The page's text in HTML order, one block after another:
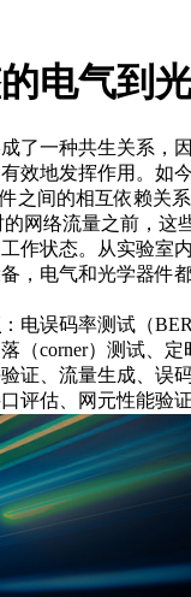
电气到
了一种共生关系，
效地发挥作用。如
之间的相互依赖关
网络流量之前，这
作状态。从实验室
，电气和光学器件
：电误码率测试（
（corner）测试、定
验证、流量生成、误
评估、网元性能验证